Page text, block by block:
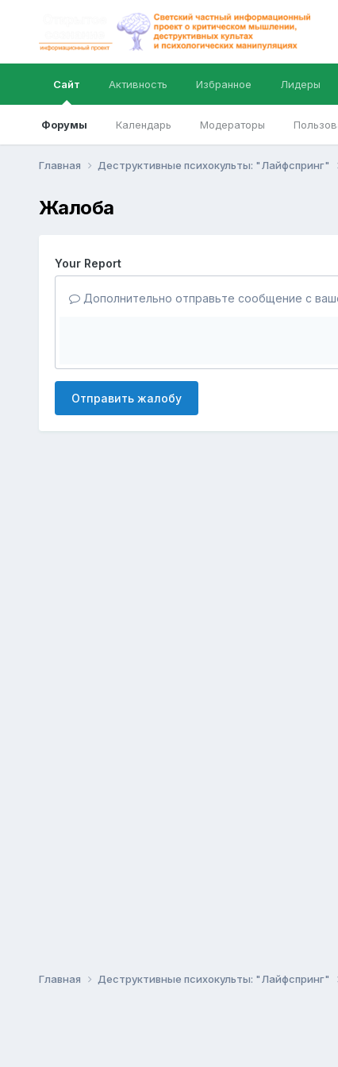
Сайт
Форумы Календарь Модераторы
Активность Избранное Лидеры
Главная Деструктивные психокульты: "Лайфспринг"
Жалоба
Your Report
Дополнительно отправьте сообщение с
Отправить жалобу
Главная Деструктивные психокульты: "Лайфспринг"